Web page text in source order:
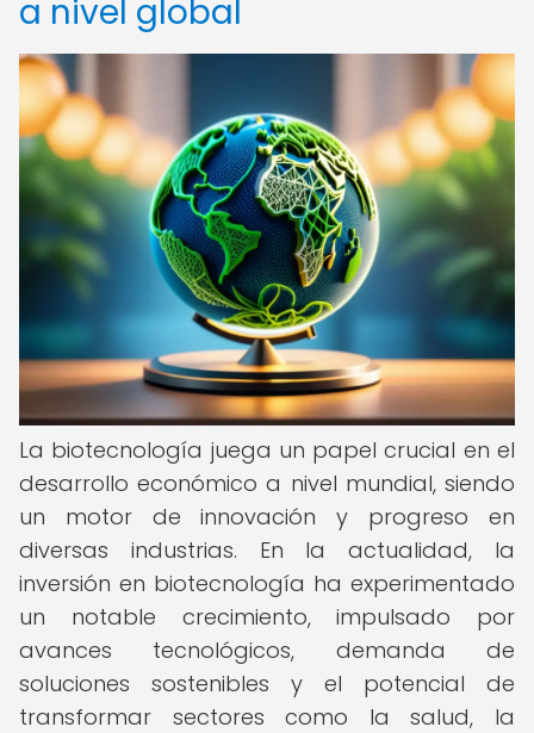
a nivel global
La biotecnología juega un papel crucial en el
desarrollo económico a nivel mundial, siendo
un motor de innovación y progreso en
diversas industrias. En la actualidad, la
inversión en biotecnología ha experimentado
un notable crecimiento, impulsado por
avances tecnológicos, demanda de
soluciones sostenibles y el potencial de
transformar sectores como la salud, la